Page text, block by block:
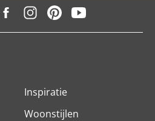
Inspiratie
Woonstijlen